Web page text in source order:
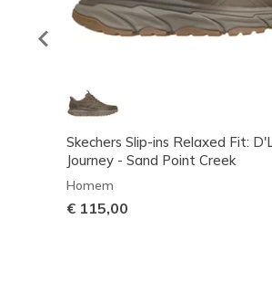
Skechers Slip-ins Relaxed Fit:
Journey - Sand Point Creek
Homem
€ 115,00